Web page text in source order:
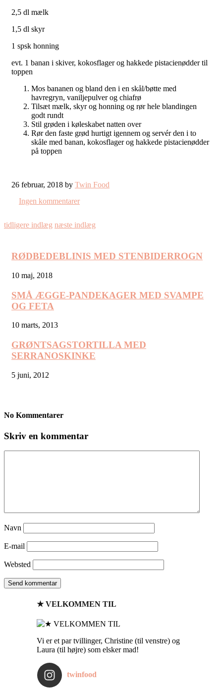
2,5 dl mælk
1,5 dl skyr
1 spsk honning
evt. 1 banan i skiver, kokosflager og hakkede pistacienødder til
toppen
Mos bananen og bland den i en skål/bøtte med
havregryn, vaniljepulver og chiafrø
Tilsæt mælk, skyr og honning og rør hele blandingen
godt rundt
Stil grøden i køleskabet natten over
Rør den faste grød hurtigt igennem og servér den i to
skåle med banan, kokosflager og hakkede pistacienødder
på toppen
26 februar, 2018 by Twin Food
Ingen kommentarer
tidligere indlæg næste indlæg
RØDBEDEBLINIS MED STENBIDERROGN
10 maj, 2018
SMÅ ÆGGE-PANDEKAGER MED SVAMPE
OG FETA
10 marts, 2013
GRØNTSAGSTORTILLA MED
SERRANOSKINKE
5 juni, 2012
No Kommentarer
Skriv en kommentar
Navn
E-mail
Websted
★ VELKOMMEN TIL
Vi er et par tvillinger, Christine (til venstre) og
Laura (til højre) som elsker mad!
twinfood